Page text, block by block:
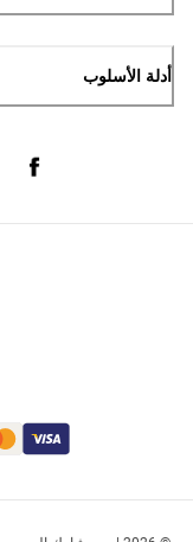
أدلة الأسلوب